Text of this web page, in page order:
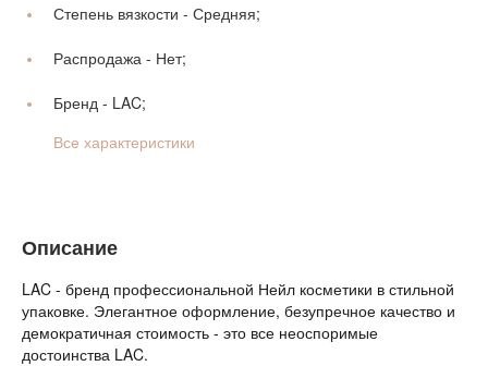
Степень вязкости - Средняя;
Распродажа - Нет;
Бренд - LAC;
Все характеристики
Описание
LAC - бренд профессиональной Нейл косметики в стильной
упаковке. Элегантное оформление, безупречное качество и
демократичная стоимость - это все неоспоримые
достоинства LAC.